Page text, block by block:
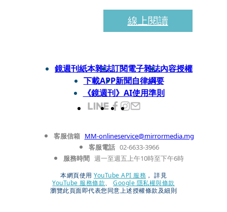
線上閱讀
鏡週刊紙本雜誌訂閱電子雜誌內容授權
下載APP新聞自律綱要
《鏡週刊》AI使用準則
客服信箱 MM-onlineservice@mirrormedia.mg
客服電話 02-6633-3966
服務時間 週一至週五上午10時至下午6時
本網頁使用 YouTube API 服務 ， 詳見
YouTube 服務條款、
Google 隱私權與條款
瀏覽此頁面即代表您同意上述授權條款及細則